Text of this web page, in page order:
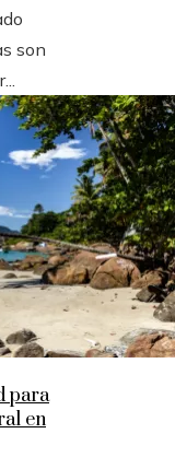
son
para
en